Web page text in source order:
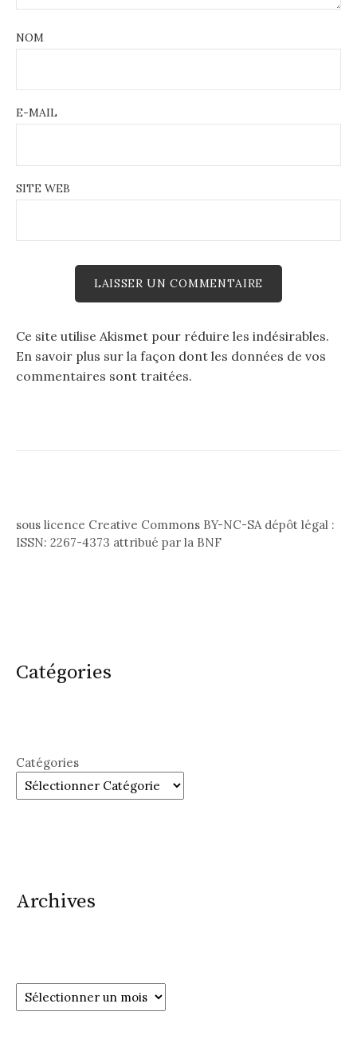
NOM
E-MAIL
SITE WEB
Ce site utilise Akismet pour réduire les indésirables.
En savoir plus sur la façon dont les données de vos
commentaires sont traitées.
sous licence Creative Commons BY-NC-SA dépôt légal :
ISSN: 2267-4373 attribué par la BNF
Catégories
Catégories
Archives
Archives